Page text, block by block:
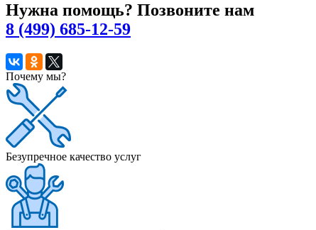
Нужна помощь? Позвоните нам
8 (499) 685-12-59
Почему мы?
Безупречное качество услуг